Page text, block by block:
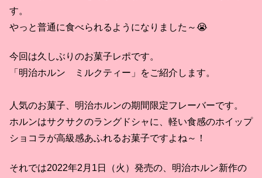
す。
やっと普通に食べられるようになりました～😭
今回は久しぶりのお菓子レポです。
「明治ホルン ミルクティー」をご紹介します。
人気のお菓子、明治ホルンの期間限定フレーバーです。
ホルンはサクサクのラングドシャに、軽い食感のホイップ
ショコラが高級感あふれるお菓子ですよね～！
それでは2022年2月1日（火）発売の、明治ホルン新作の